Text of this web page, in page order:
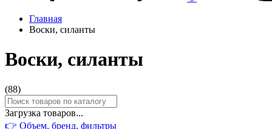
Главная
Воски, силанты
Воски, силанты
(88)
Загрузка товаров...
👉 Объем, бренд, фильтры